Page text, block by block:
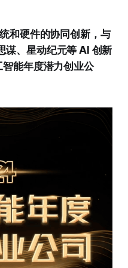
和硬件的协同创新，与
谋、星动纪元等 AI 创新
能年度潜力创业公